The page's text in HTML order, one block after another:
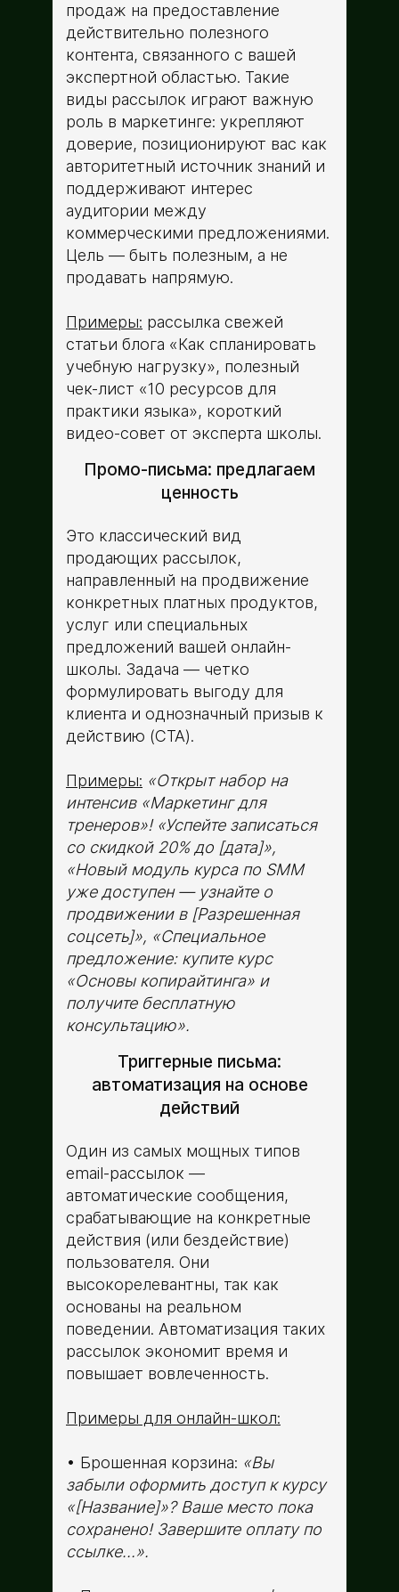
продаж на предоставление
действительно полезного
контента, связанного с вашей
экспертной областью. Такие
виды рассылок играют важную
роль в маркетинге: укрепляют
доверие, позиционируют вас как
авторитетный источник знаний и
поддерживают интерес
аудитории между
коммерческими предложениями.
Цель ­— быть полезным, а не
продавать напрямую.
Примеры: рассылка свежей
статьи блога «Как спланировать
учебную нагрузку», полезный
чек-лист «10 ресурсов для
практики языка», короткий
видео-совет от эксперта школы.
Промо-письма: предлагаем
ценность
Это классический вид
продающих рассылок,
направленный на продвижение
конкретных платных продуктов,
услуг или специальных
предложений вашей онлайн-
школы. Задача ­— четко
формулировать выгоду для
клиента и однозначный призыв к
действию (CTA).
Примеры: «Открыт набор на
интенсив «Маркетинг для
тренеров»! «Успейте записаться
со скидкой 20% до [дата]»,
«Новый модуль курса по SMM
уже доступен ­— узнайте о
продвижении в [Разрешенная
соцсеть]», «Специальное
предложение: купите курс
«Основы копирайтинга» и
получите бесплатную
консультацию».
Триггерные письма:
автоматизация на основе
действий
Один из самых мощных типов
email-рассылок ­—
автоматические сообщения,
срабатывающие на конкретные
действия (или бездействие)
пользователя. Они
высокорелевантны, так как
основаны на реальном
поведении. Автоматизация таких
рассылок экономит время и
повышает вовлеченность.
Примеры для онлайн-школ:
Брошенная корзина: «Вы
забыли оформить доступ к курсу
«[Название]»? Ваше место пока
сохранено! Завершите оплату по
ссылке…».